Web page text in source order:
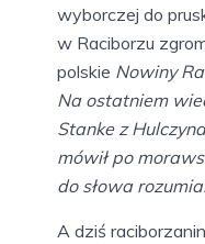
wyborczej do
w Raciborzu
polskie Nowiny
Na ostatniem
Stanke z
mówił po
do słowa
A dziś